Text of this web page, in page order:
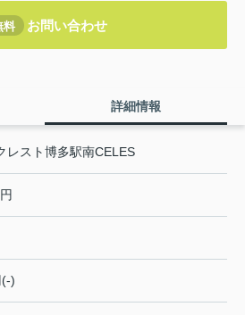
料 お問い合わせ
詳細情報
レスト博多駅南CELES
)